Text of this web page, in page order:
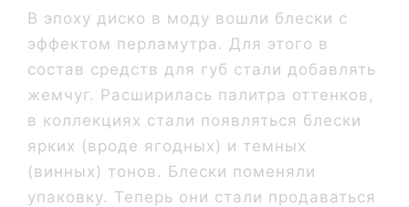
В эпоху диско в моду вошли блески с
эффектом перламутра. Для этого в
состав средств для губ стали добавлять
жемчуг. Расширилась палитра оттенков,
в коллекциях стали появляться блески
ярких (вроде ягодных) и темных
(винных) тонов. Блески поменяли
упаковку. Теперь они стали продаваться